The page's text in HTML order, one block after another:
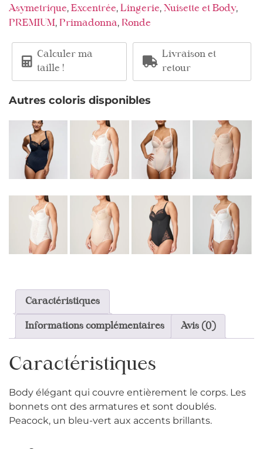
Asymetrique, Excentrée, Lingerie, Nuisette et Body,
PREMIUM, Primadonna, Ronde
Calculer ma
taille !
Livraison et
retour
Autres coloris disponibles
Caractéristiques
Informations complémentaires Avis (0)
Caractéristiques
Body élégant qui couvre entièrement le corps. Les
bonnets ont des armatures et sont doublés.
Peacock, un bleu-vert aux accents brillants.